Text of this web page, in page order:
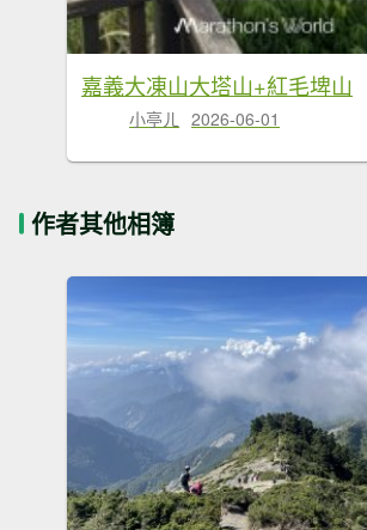
嘉義大凍山大塔山+紅毛埤山
小亭ㄦ 2026-06-01
作者其他相簿